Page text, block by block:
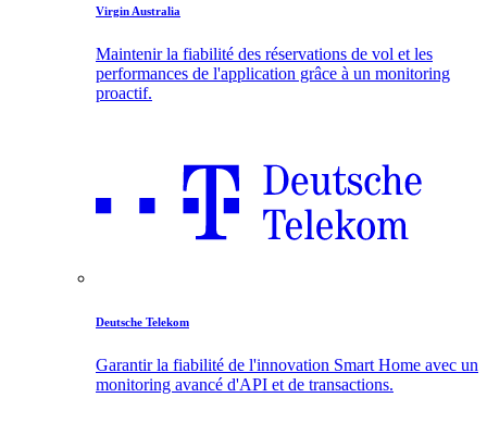
Virgin Australia
Maintenir la fiabilité des réservations de vol et les
performances de l'application grâce à un monitoring
proactif.
Deutsche Telekom
Garantir la fiabilité de l'innovation Smart Home avec un
monitoring avancé d'API et de transactions.